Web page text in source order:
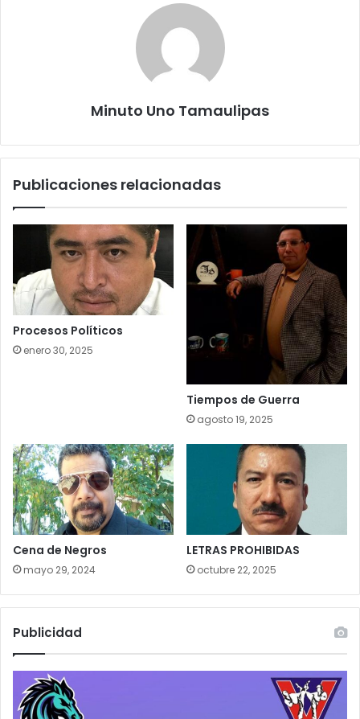
Minuto Uno Tamaulipas
Publicaciones relacionadas
Procesos Políticos
enero 30, 2025
Tiempos de Guerra
agosto 19, 2025
Cena de Negros
mayo 29, 2024
LETRAS PROHIBIDAS
octubre 22, 2025
Publicidad